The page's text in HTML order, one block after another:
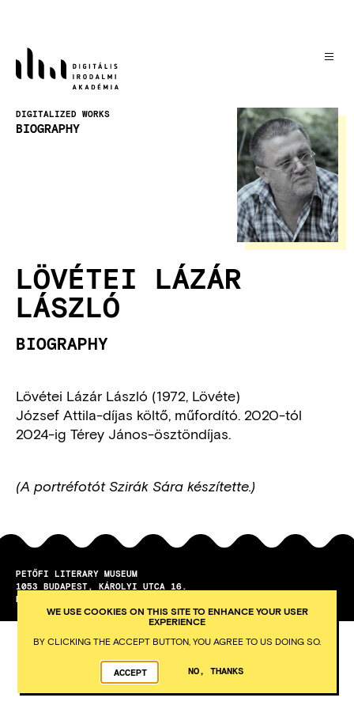
content
DIGITALIZED WORKS
BIOGRAPHY
LÖVÉTEI LÁZÁR
LÁSZLÓ
BIOGRAPHY
Lövétei Lázár László (1972, Lövéte)
József Attila-díjas költő, műfordító. 2020-tól
2024-ig Térey János-ösztöndíjas.
(A portréfotót Szirák Sára készítette.)
PETŐFI LITERARY MUSEUM
1053
BUDAPEST
KÁROLYI UTCA 16.
DEVELOPED BY INTEGRAL VISION
WE USE COOKIES ON THIS SITE TO ENHANCE YOUR USER
EXPERIENCE
BY CLICKING THE ACCEPT BUTTON, YOU AGREE TO US DOING SO.
ACCEPT NO, THANKS